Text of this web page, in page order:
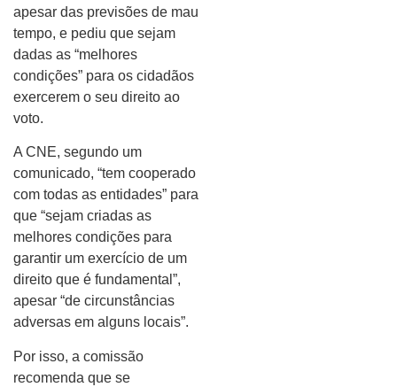
apesar das previsões de mau
tempo, e pediu que sejam
dadas as “melhores
condições” para os cidadãos
exercerem o seu direito ao
voto.
A CNE, segundo um
comunicado, “tem cooperado
com todas as entidades” para
que “sejam criadas as
melhores condições para
garantir um exercício de um
direito que é fundamental”,
apesar “de circunstâncias
adversas em alguns locais”.
Por isso, a comissão
recomenda que se